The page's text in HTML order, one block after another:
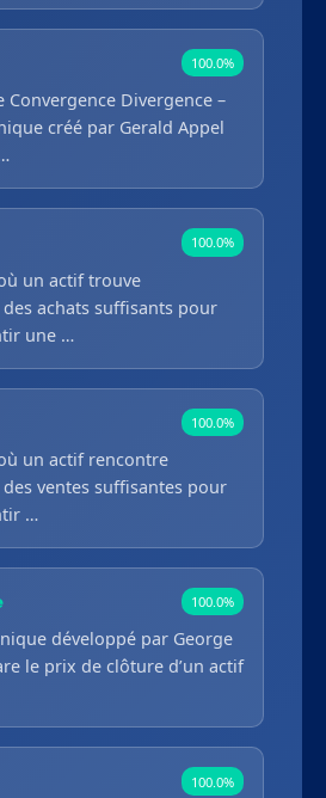
100.0%
Convergence Divergence –
créé par Gerald Appel
100.0%
un actif trouve
achats suffisants pour
une …
100.0%
un actif rencontre
ventes suffisantes pour
…
100.0%
développé par George
le prix de clôture d’un actif
100.0%